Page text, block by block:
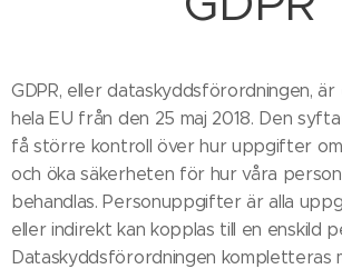
GDPR, eller dataskyddsförordningen, är
hela EU från den 25 maj 2018. Den
få större kontroll över hur uppgifter
och öka säkerheten för hur våra
behandlas. Personuppgifter är alla
eller indirekt kan kopplas till en enskild
Dataskyddsförordningen kompletteras